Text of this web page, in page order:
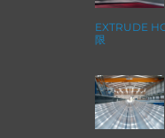
EXTRUDE
限